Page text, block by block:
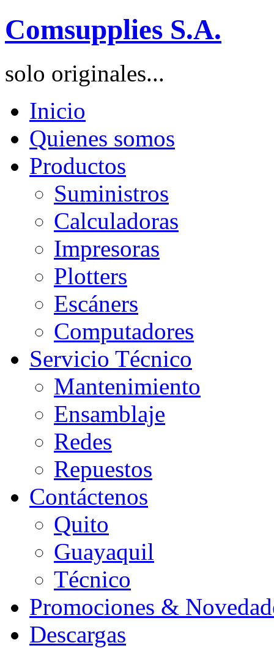
Comsupplies S.A.
solo originales...
Inicio
Quienes somos
Productos
Suministros
Calculadoras
Impresoras
Plotters
Escáners
Computadores
Servicio Técnico
Mantenimiento
Ensamblaje
Redes
Repuestos
Contáctenos
Quito
Guayaquil
Técnico
Promociones &
Descargas